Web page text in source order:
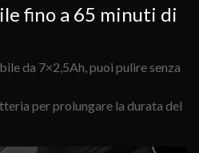
fino a 65 minuti di
da 7×2,5Ah, puoi pulire senza
per prolungare la durata del